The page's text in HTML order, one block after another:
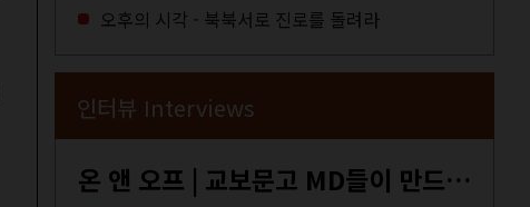
오후의 시각 - 북북서로 진로를 돌려라
인터뷰 Interviews
온 앤 오프 | 교보문고 MD들이 만드는 종이 잡지 <어떤>